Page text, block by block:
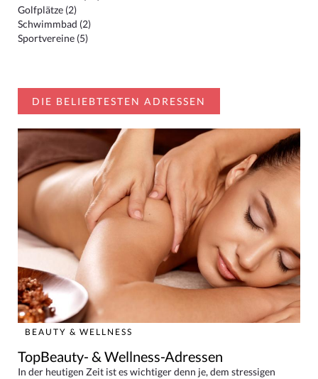
Golfplätze (2)
Schwimmbad (2)
Sportvereine (5)
DIE BELIEBTESTEN ADRESSEN
BEAUTY & WELLNESS
TopBeauty- & Wellness-Adressen
In der heutigen Zeit ist es wichtiger denn je, dem stressigen